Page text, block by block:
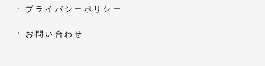
プライバシーポリシー
お問い合わせ